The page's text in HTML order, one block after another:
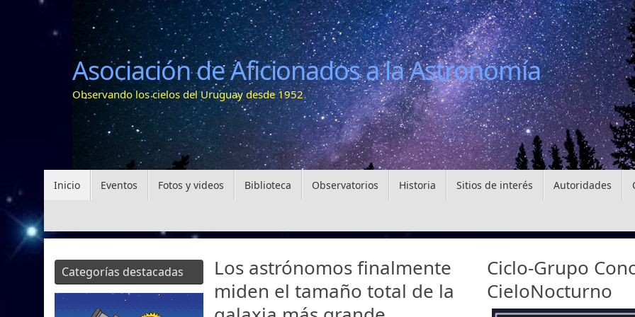
Asociación de Aficionados a la Astronomía
Observando los cielos del Uruguay desde 1952
Inicio Eventos Fotos y videos Biblioteca Observatorios Historia Sitios de interés Autoridades
Los astrónomos finalmente
miden el tamaño total de la
Ciclo-Grupo
CieloNocturno
Categorías destacadas